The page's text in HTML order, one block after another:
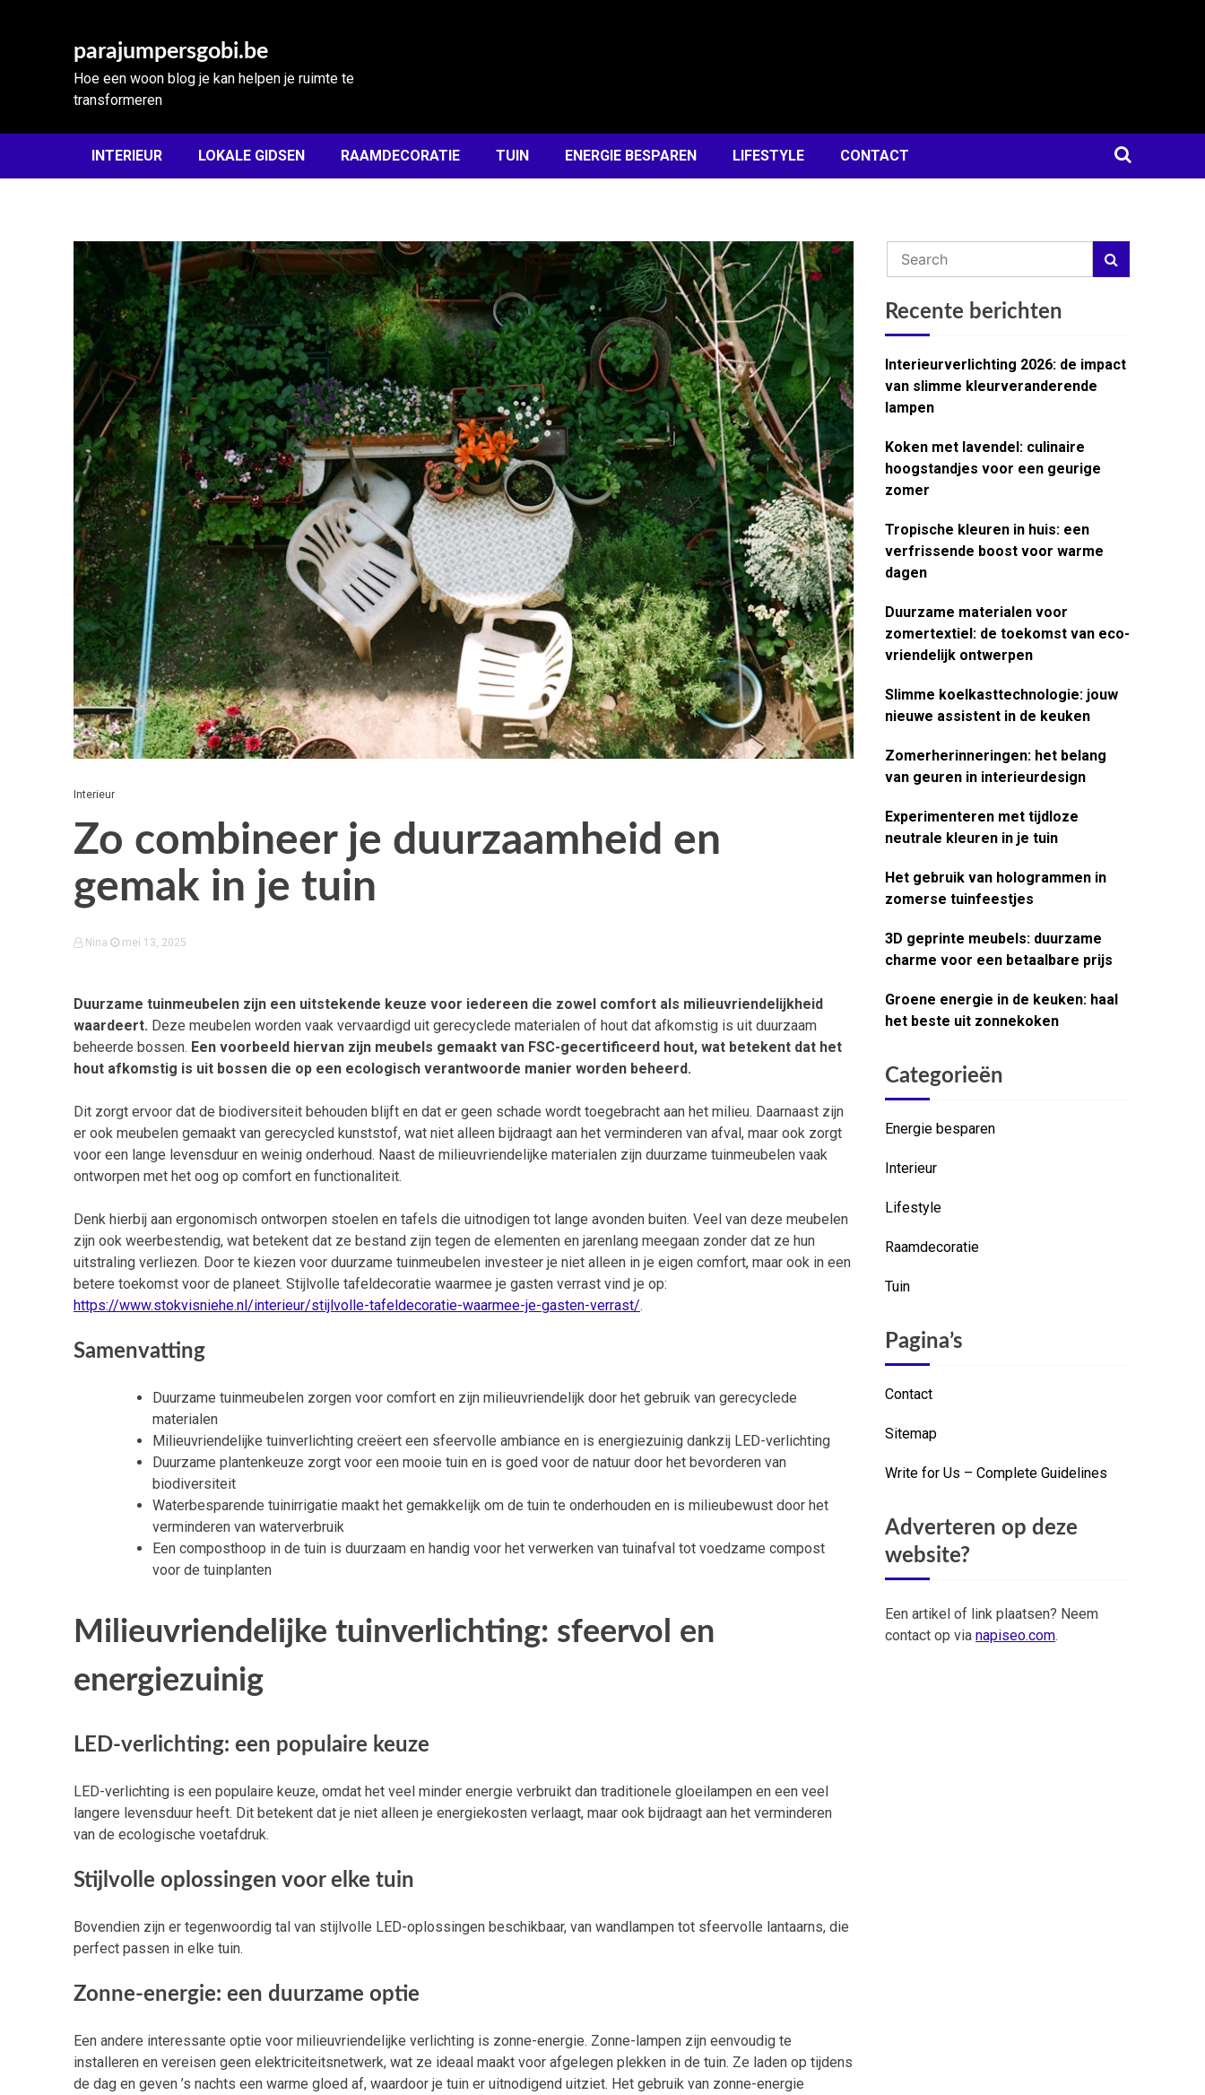
parajumpersgobi.be
Hoe een woon blog je kan helpen je ruimte te
transformeren
INTERIEUR LOKALE GIDSEN RAAMDECORATIE TUIN ENERGIE BESPAREN LIFESTYLE CONTACT
Interieur
Zo combineer je duurzaamheid en
gemak in je tuin
Nina mei 13, 2025
Duurzame tuinmeubelen zijn een uitstekende keuze voor iedereen die zowel comfort als milieuvriendelijkheid
waardeert. Deze meubelen worden vaak vervaardigd uit gerecyclede materialen of hout dat afkomstig is uit duurzaam
beheerde bossen. Een voorbeeld hiervan zijn meubels gemaakt van FSC-gecertificeerd hout, wat betekent dat het
hout afkomstig is uit bossen die op een ecologisch verantwoorde manier worden beheerd.
Dit zorgt ervoor dat de biodiversiteit behouden blijft en dat er geen schade wordt toegebracht aan het milieu. Daarnaast zijn
er ook meubelen gemaakt van gerecycled kunststof, wat niet alleen bijdraagt aan het verminderen van afval, maar ook zorgt
voor een lange levensduur en weinig onderhoud. Naast de milieuvriendelijke materialen zijn duurzame tuinmeubelen vaak
ontworpen met het oog op comfort en functionaliteit.
Denk hierbij aan ergonomisch ontworpen stoelen en tafels die uitnodigen tot lange avonden buiten. Veel van deze meubelen
zijn ook weerbestendig, wat betekent dat ze bestand zijn tegen de elementen en jarenlang meegaan zonder dat ze hun
uitstraling verliezen. Door te kiezen voor duurzame tuinmeubelen investeer je niet alleen in je eigen comfort, maar ook in een
betere toekomst voor de planeet. Stijlvolle tafeldecoratie waarmee je gasten verrast vind je op:
https://www.stokvisniehe.nl/interieur/stijlvolle-tafeldecoratie-waarmee-je-gasten-verrast/.
Samenvatting
Duurzame tuinmeubelen zorgen voor comfort en zijn milieuvriendelijk door het gebruik van gerecyclede
materialen
Milieuvriendelijke tuinverlichting creëert een sfeervolle ambiance en is energiezuinig dankzij LED-verlichting
Duurzame plantenkeuze zorgt voor een mooie tuin en is goed voor de natuur door het bevorderen van
biodiversiteit
Waterbesparende tuinirrigatie maakt het gemakkelijk om de tuin te onderhouden en is milieubewust door het
verminderen van waterverbruik
Een composthoop in de tuin is duurzaam en handig voor het verwerken van tuinafval tot voedzame compost
voor de tuinplanten
Milieuvriendelijke tuinverlichting: sfeervol en
energiezuinig
LED-verlichting: een populaire keuze
LED-verlichting is een populaire keuze, omdat het veel minder energie verbruikt dan traditionele gloeilampen en een veel
langere levensduur heeft. Dit betekent dat je niet alleen je energiekosten verlaagt, maar ook bijdraagt aan het verminderen
van de ecologische voetafdruk.
Stijlvolle oplossingen voor elke tuin
Bovendien zijn er tegenwoordig tal van stijlvolle LED-oplossingen beschikbaar, van wandlampen tot sfeervolle lantaarns, die
perfect passen in elke tuin.
Zonne-energie: een duurzame optie
Een andere interessante optie voor milieuvriendelijke verlichting is zonne-energie. Zonne-lampen zijn eenvoudig te
installeren en vereisen geen elektriciteitsnetwerk, wat ze ideaal maakt voor afgelegen plekken in de tuin. Ze laden op tijdens
de dag en geven ’s nachts een warme gloed af, waardoor je tuin er uitnodigend uitziet. Het gebruik van zonne-energie
Recente berichten
Interieurverlichting 2026: de impact
van slimme kleurveranderende
lampen
Koken met lavendel: culinaire
hoogstandjes voor een geurige
zomer
Tropische kleuren in huis: een
verfrissende boost voor warme
dagen
Duurzame materialen voor
zomertextiel: de toekomst van eco-
vriendelijk ontwerpen
Slimme koelkasttechnologie: jouw
nieuwe assistent in de keuken
Zomerherinneringen: het belang
van geuren in interieurdesign
Experimenteren met tijdloze
neutrale kleuren in je tuin
Het gebruik van hologrammen in
zomerse tuinfeestjes
3D geprinte meubels: duurzame
charme voor een betaalbare prijs
Groene energie in de keuken: haal
het beste uit zonnekoken
Categorieën
Energie besparen
Interieur
Lifestyle
Raamdecoratie
Tuin
Pagina’s
Contact
Sitemap
Write for Us – Complete Guidelines
Adverteren op deze
website?
Een artikel of link plaatsen? Neem
contact op via napiseo.com.